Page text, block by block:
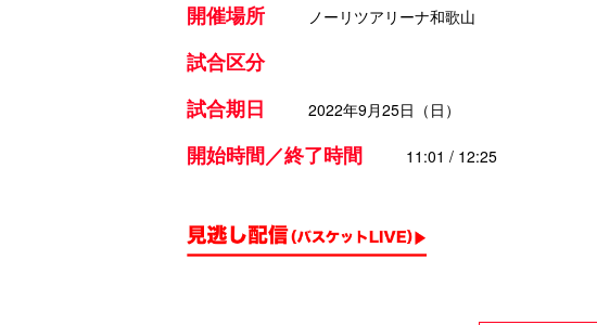
開催場所 ノーリツアリーナ和歌山
試合区分
試合期日
2022年9月25日（日）
開始時間／終了時間 11:01 / 12:25